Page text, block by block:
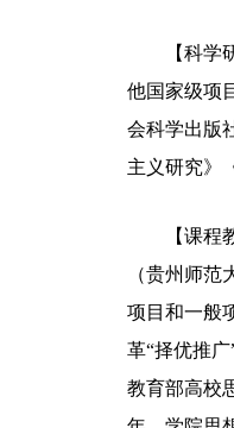
【科
他国家级项
会科学出版
主义研究》
【课
（贵州师
项目和一般
革“择优推
教育部高校